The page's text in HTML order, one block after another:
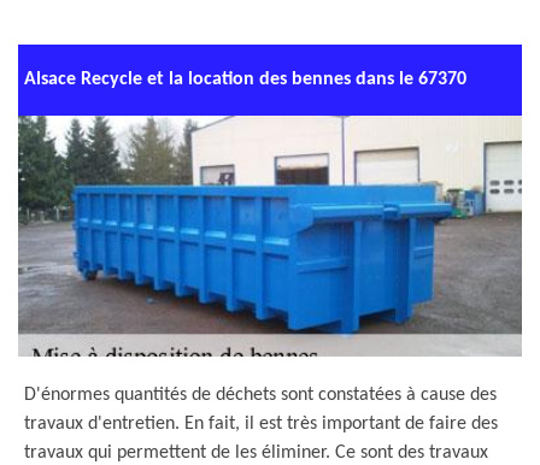
Alsace Recycle et la location des bennes dans le 67370
D'énormes quantités de déchets sont constatées à cause des
travaux d'entretien. En fait, il est très important de faire des
travaux qui permettent de les éliminer. Ce sont des travaux